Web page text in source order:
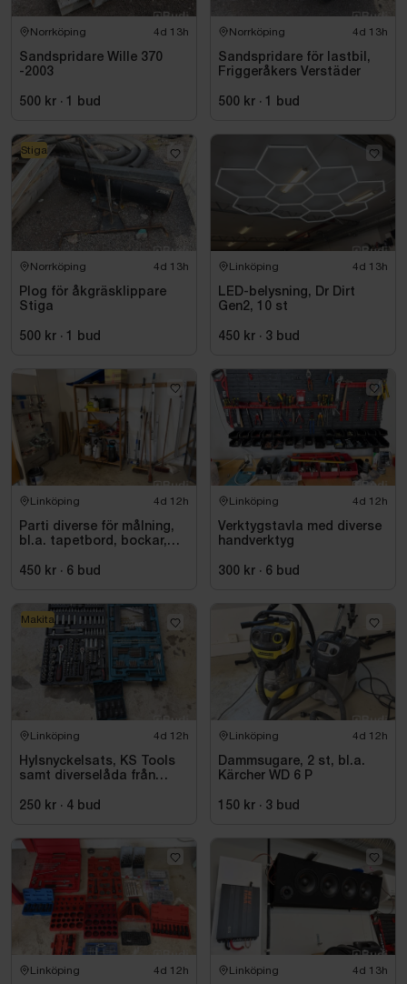
Norrköping 4d 13h
Sandspridare Wille 370
-2003
500 kr · 1 bud
Norrköping 4d 13h
Sandspridare för lastbil,
Friggeråkers Verstäder
500 kr · 1 bud
Norrköping 4d 13h
Plog för åkgräsklippare
Stiga
500 kr · 1 bud
Stiga
Linköping 4d 13h
LED-belysning, Dr Dirt
Gen2, 10 st
450 kr · 3 bud
Linköping 4d 12h
Parti diverse för målning,
bl.a. tapetbord, bockar,
redskap
450 kr · 6 bud
Linköping 4d 12h
Verktygstavla med diverse
handverktyg
300 kr · 6 bud
Linköping 4d 12h
Hylsnyckelsats, KS Tools
samt diverselåda från
250 kr · 4 bud
Makita
Linköping 4d 12h
Dammsugare, 2 st, bl.a.
Kärcher WD 6 P
150 kr · 3 bud
Linköping 4d 12h Linköping 4d 13h